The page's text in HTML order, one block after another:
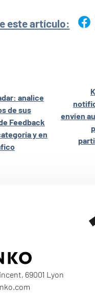
este artículo:
analice
de sus
Feedback
y en
envíen
69001 Lyon